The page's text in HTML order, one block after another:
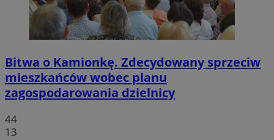
Bitwa o Kamionkę. Zdecydowany sprzeciw
mieszkańców wobec planu
zagospodarowania dzielnicy
44
13